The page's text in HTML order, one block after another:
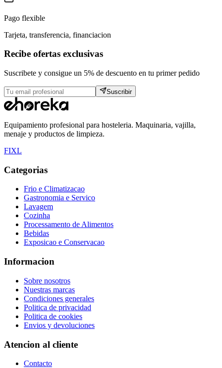
Pago flexible
Tarjeta, transferencia, financiacion
Recibe ofertas exclusivas
Suscribete y consigue un 5% de descuento en tu primer pedido
Suscribir
Equipamiento profesional para hosteleria. Maquinaria, vajilla,
menaje y productos de limpieza.
FIXL
Categorias
Frio e Climatizacao
Gastronomia e Servico
Lavagem
Cozinha
Processamento de Alimentos
Bebidas
Exposicao e Conservacao
Informacion
Sobre nosotros
Nuestras marcas
Condiciones generales
Politica de privacidad
Politica de cookies
Envios y devoluciones
Atencion al cliente
Contacto